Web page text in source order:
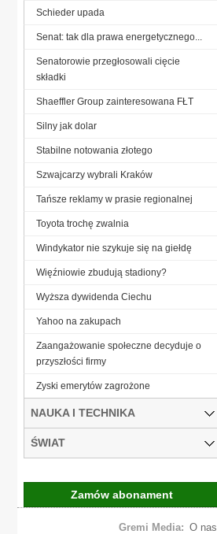
Schieder upada
Senat: tak dla prawa energetycznego...
Senatorowie przegłosowali cięcie
składki
Shaeffler Group zainteresowana FŁT
Silny jak dolar
Stabilne notowania złotego
Szwajcarzy wybrali Kraków
Tańsze reklamy w prasie regionalnej
Toyota trochę zwalnia
Windykator nie szykuje się na giełdę
Więźniowie zbudują stadiony?
Wyższa dywidenda Ciechu
Yahoo na zakupach
Zaangażowanie społeczne decyduje o
przyszłości firmy
Zyski emerytów zagrożone
NAUKA I TECHNIKA
ŚWIAT
Zamów abonament
Gremi Media: O nas